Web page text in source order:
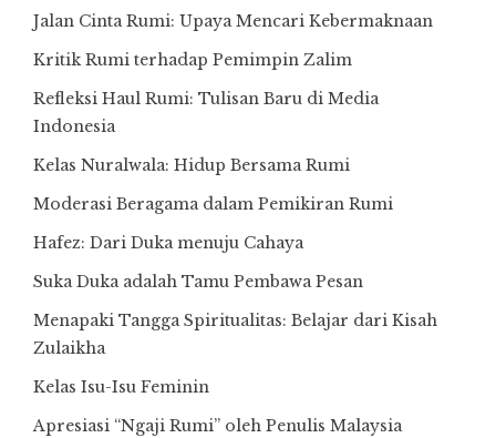
Jalan Cinta Rumi: Upaya Mencari Kebermaknaan
Kritik Rumi terhadap Pemimpin Zalim
Refleksi Haul Rumi: Tulisan Baru di Media
Indonesia
Kelas Nuralwala: Hidup Bersama Rumi
Moderasi Beragama dalam Pemikiran Rumi
Hafez: Dari Duka menuju Cahaya
Suka Duka adalah Tamu Pembawa Pesan
Menapaki Tangga Spiritualitas: Belajar dari Kisah
Zulaikha
Kelas Isu-Isu Feminin
Apresiasi “Ngaji Rumi” oleh Penulis Malaysia